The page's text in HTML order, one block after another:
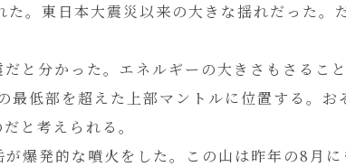
。東日本大震災以来の大きな揺れだった。
と分かった。エネルギーの大きさもさるこ
低部を超えた上部マントルに位置する。お
と考えられる。
爆発的な噴火をした。この山は昨年の8月に